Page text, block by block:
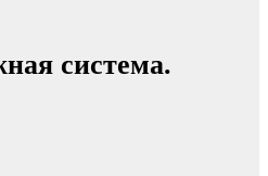
система.